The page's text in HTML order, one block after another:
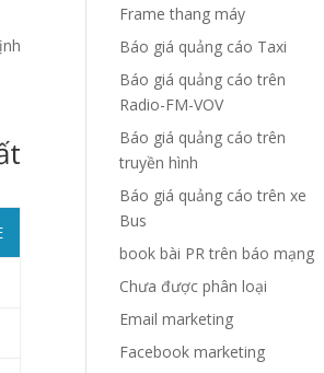
Frame thang máy
Báo giá quảng cáo Taxi
Báo giá quảng cáo trên
Radio-FM-VOV
Báo giá quảng cáo trên
truyền hình
Báo giá quảng cáo trên xe
Bus
book bài PR trên báo mạng
Chưa được phân loại
Email marketing
Facebook marketing